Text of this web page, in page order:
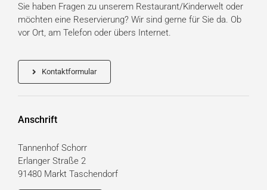
Sie haben Fragen zu unserem Restaurant/Kinderwelt oder
möchten eine Reservierung? Wir sind gerne für Sie da. Ob
vor Ort, am Telefon oder übers Internet.
Kontaktformular
Anschrift
Tannenhof Schorr
Erlanger Straße 2
91480 Markt Taschendorf